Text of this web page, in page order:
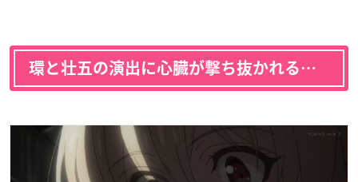
環と壮五の演出に心臓が撃ち抜かれる…